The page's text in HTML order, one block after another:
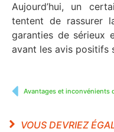
Aujourd’hui, un
tentent de rassurer
garanties de sérieux
avant les avis positifs
VOUS DEVRIEZ